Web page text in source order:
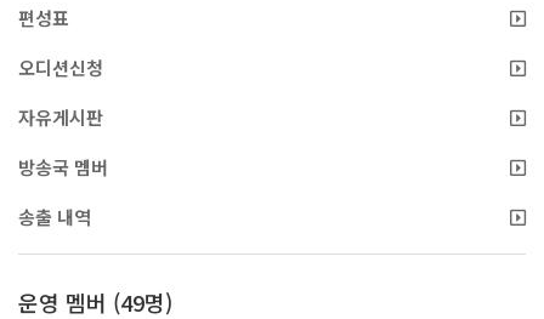
편성표
오디션신청
자유게시판
방송국 멤버
송출 내역
운영 멤버 (49명)